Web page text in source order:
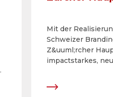
Mit der
Schweizer
Z&uuml;rcher
impactstarkes,